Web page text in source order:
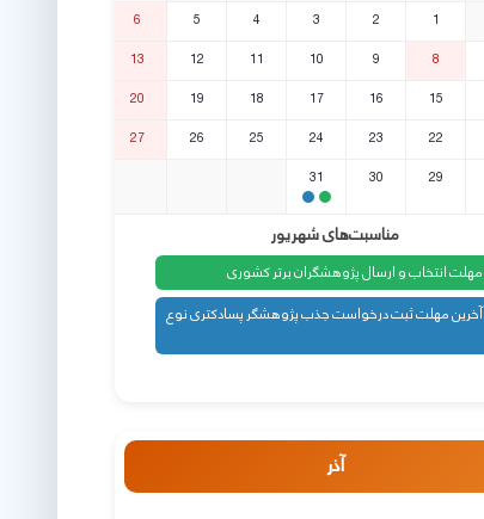
1
2
3
4
5
6
8
9
10
11
12
13
15
16
17
18
19
20
22
23
24
25
26
27
29
30
31
مناسبت‌های شهریور
مهلت انتخاب و ارسال پژوهشگران برتر کشوری
آخرین مهلت ثبت درخواست جذب پژوهشگر پسادکتری نوع
آذر